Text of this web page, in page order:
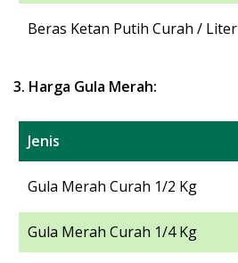
Beras Ketan Putih Curah / Liter
3. Harga Gula Merah:
Jenis
Gula Merah Curah 1/2 Kg
Gula Merah Curah 1/4 Kg